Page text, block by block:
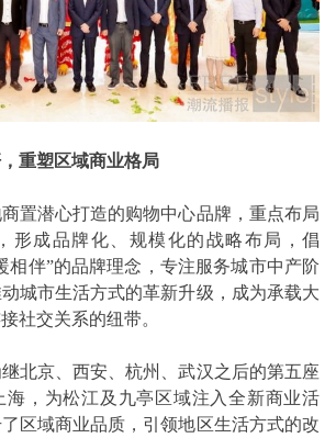
重塑区域商业格局
置潜心打造的购物中心品牌，重点布局
形成品牌化、规模化的战略布局，倡
相伴”的品牌理念，专注服务城市中产阶
城市生活方式的革新升级，成为承载大
社交关系的纽带。
北京、西安、杭州、武汉之后的第五座
海，为松江及九亭区域注入全新商业活
区域商业品质，引领地区生活方式的改